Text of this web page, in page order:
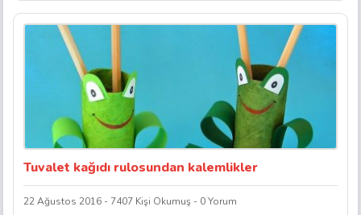
Tuvalet kağıdı rulosundan kalemlikler
22 Ağustos 2016 - 7407 Kişi Okumuş - 0 Yorum